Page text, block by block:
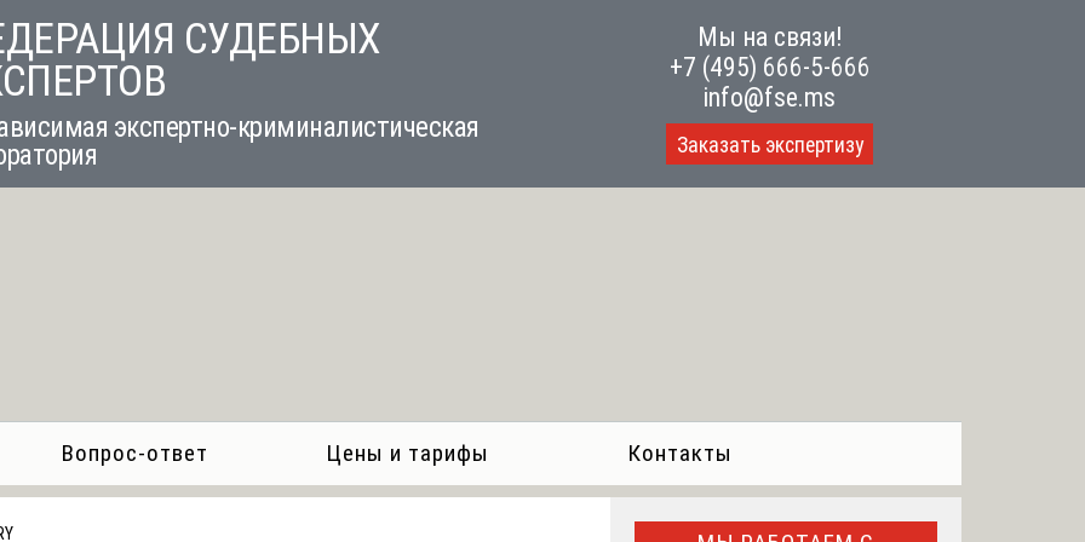
СУДЕБНЫХ
экспертно-криминалистическая
Мы на связи!
+7 (495) 666-5-666
info@fse.ms
Заказать экспертизу
Вопрос-ответ Цены и тарифы Контакты